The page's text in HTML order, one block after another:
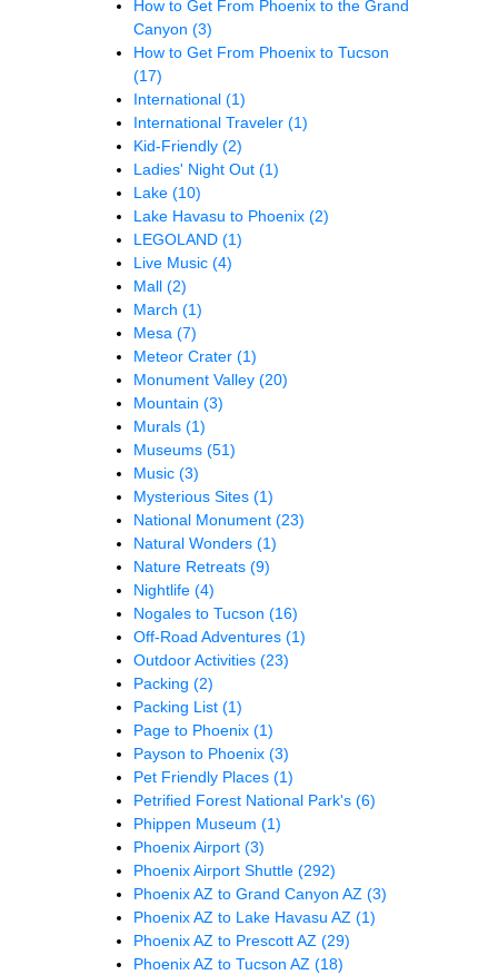
How to Get From Phoenix to the Grand
Canyon (3)
How to Get From Phoenix to Tucson
(17)
International (1)
International Traveler (1)
Kid-Friendly (2)
Ladies' Night Out (1)
Lake (10)
Lake Havasu to Phoenix (2)
LEGOLAND (1)
Live Music (4)
Mall (2)
March (1)
Mesa (7)
Meteor Crater (1)
Monument Valley (20)
Mountain (3)
Murals (1)
Museums (51)
Music (3)
Mysterious Sites (1)
National Monument (23)
Natural Wonders (1)
Nature Retreats (9)
Nightlife (4)
Nogales to Tucson (16)
Off-Road Adventures (1)
Outdoor Activities (23)
Packing (2)
Packing List (1)
Page to Phoenix (1)
Payson to Phoenix (3)
Pet Friendly Places (1)
Petrified Forest National Park's (6)
Phippen Museum (1)
Phoenix Airport (3)
Phoenix Airport Shuttle (292)
Phoenix AZ to Grand Canyon AZ (3)
Phoenix AZ to Lake Havasu AZ (1)
Phoenix AZ to Prescott AZ (29)
Phoenix AZ to Tucson AZ (18)